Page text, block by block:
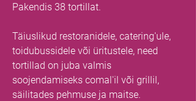
Pakendis 38 tortillat.
Täiuslikud restoranidele, catering'ule,
toidubussidele või üritustele, need
tortillad on juba valmis
soojendamiseks comal'il või grillil,
säilitades pehmuse ja maitse.